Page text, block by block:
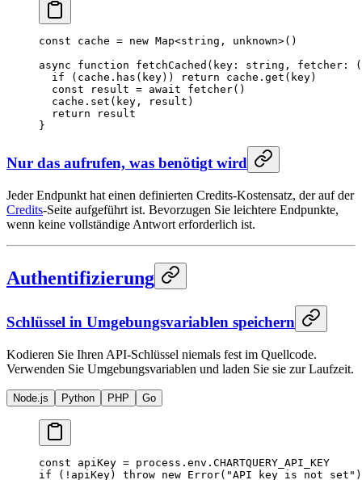
const cache = new Map<string , unknown>()
async function fetchCached ( key : string , fetcher :
  if
(cache. has (key)) return cache. get (key)
  const
result = await fetcher()
  cache.
set (key, result)
  return
result
}
Nur das aufrufen, was benötigt wird
Jeder Endpunkt hat einen definierten Credits-Kostensatz, der auf der
Credits-Seite aufgeführt ist. Bevorzugen Sie leichtere Endpunkte,
wenn keine vollständige Antwort erforderlich ist.
Authentifizierung
Schlüssel in Umgebungsvariablen speichern
Kodieren Sie Ihren API-Schlüssel niemals fest im Quellcode.
Verwenden Sie Umgebungsvariablen und laden Sie sie zur Laufzeit.
Node.js Python PHP Go
const apiKey = process.env. CHARTQUERY_API_KEY
if ( ! apiKey) throw new Error( "API key is not set" )